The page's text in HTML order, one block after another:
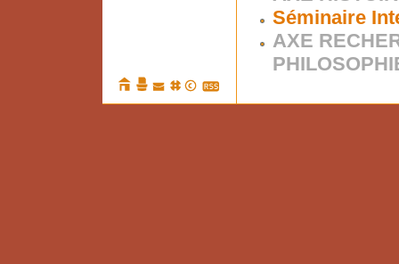
Séminaire
AXE